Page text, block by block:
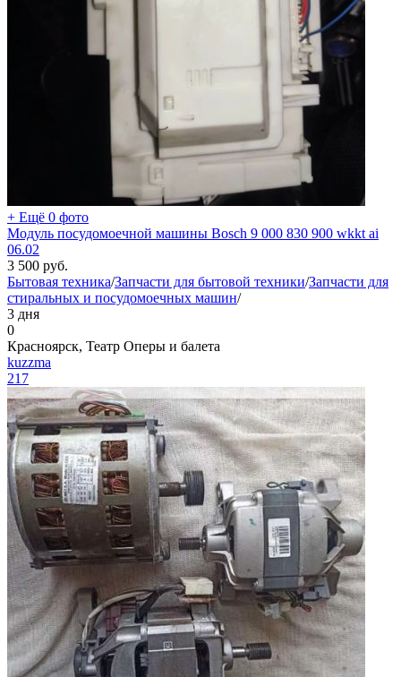
+ Ещё 0 фото
Модуль посудомоечной машины Bosch 9 000 830 900 wkkt ai
06.02
3 500 руб.
Бытовая техника/Запчасти для бытовой техники/Запчасти для
стиральных и посудомоечных машин/
3 дня
0
Красноярск, Театр Оперы и балета
kuzzma
217